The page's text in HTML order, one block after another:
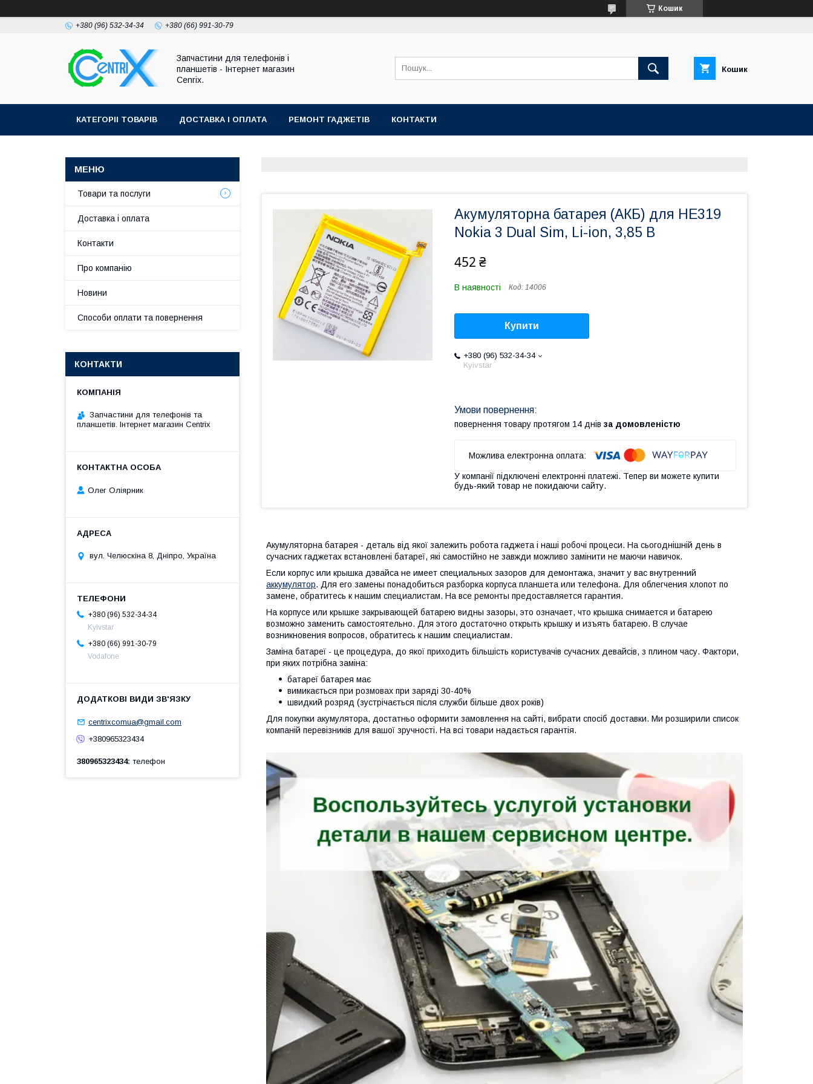
Кошик
+380 (96) 532-34-34 +380 (66) 991-30-79
Запчастини для телефонів і
планшетів - Інтернет магазин
Cenrix.
Кошик
КАТЕГОРІІ ТОВАРІВ ДОСТАВКА І ОПЛАТА РЕМОНТ ГАДЖЕТІВ КОНТАКТИ
Акумуляторна батарея (АКБ) для HE319
Nokia 3 Dual Sim, Li-ion, 3,85 B
452 ₴
В наявності Код: 14006
Купити
+380 (96) 532-34-34
Kyivstar
повернення товару протягом 14 днів за домовленістю
У компанії підключені електронні платежі. Тепер ви можете купити
будь-який товар не покидаючи сайту.
Акумуляторна батарея - деталь від якої залежить робота гаджета і наші робочі процеси. На сьогоднішній день в
сучасних гаджетах встановлені батареї, які самостійно не завжди можливо замінити не маючи навичок.
Если корпус или крышка дэвайса не имеет специальных зазоров для демонтажа, значит у вас внутренний
аккумулятор. Для его замены понадобиться разборка корпуса планшета или телефона. Для облегчения хлопот по
замене, обратитесь к нашим специалистам. На все ремонты предоставляется гарантия.
На корпусе или крышке закрывающей батарею видны зазоры, это означает, что крышка снимается и батарею
возможно заменить самостоятельно. Для этого достаточно открыть крышку и изъять батарею. В случае
возникновения вопросов, обратитесь к нашим специалистам.
Заміна батареї - це процедура, до якої приходить більшість користувачів сучасних девайсів, з плином часу. Фактори,
при яких потрібна заміна:
батареї батарея має
вимикається при розмовах при заряді 30-40%
швидкий розряд (зустрічається після служби більше двох років)
Для покупки акумулятора, достатньо оформити замовлення на сайті, вибрати спосіб доставки. Ми розширили список
компаній перевізників для вашої зручності. На всі товари надається гарантія.
Товари та послуги
Доставка і оплата
Контакти
Про компанію
Новини
Способи оплати та повернення
КОНТАКТИ
Запчастини для телефонів та
планшетів. Інтернет магазин Centrix
Олег Оліярник
вул. Челюскіна 8, Дніпро, Україна
+380 (96) 532-34-34
Kyivstar
+380 (66) 991-30-79
Vodafone
centrixcomua@gmail.com
+380965323434
380965323434 телефон